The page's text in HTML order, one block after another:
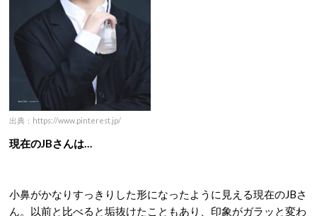
出典：https://www.pinterest.jp/
現在のJBさんは…
小鼻がかなりすっきりした形になったように見える現在のJBさ
ん。以前と比べると垢抜けたこともあり、印象がガラッと変わ